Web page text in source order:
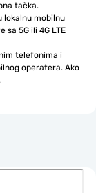
tačka.
lokalnu mobilnu
sa 5G ili 4G LTE
telefonima i
operatera. Ako